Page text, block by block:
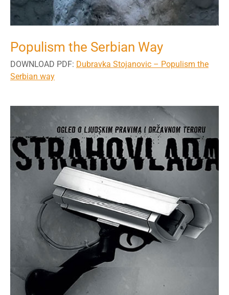
Populism the Serbian Way
DOWNLOAD PDF: Dubravka Stojanovic – Populism the
Serbian way